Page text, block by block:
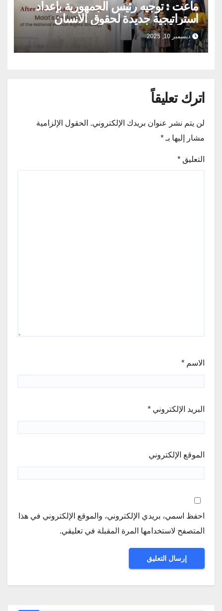
ماعت : توجيه رئيس الجمهورية بإعداد
استراتيجية جديدة لحقوق الانسان
بمشاركة المجتمع المدني يؤكد ان حقوق
الإنسان اولوية لا يمكن التراجع عنها
ديسمبر 10, 2025
اترك تعليقاً
لن يتم نشر عنوان بريدك الإلكتروني. الحقول الإلزامية
مشار إليها بـ *
التعليق *
الاسم *
البريد الإلكتروني *
الموقع الإلكتروني
احفظ اسمي، بريدي الإلكتروني، والموقع الإلكتروني في هذا
المتصفح لاستخدامها المرة المقبلة في تعليقي.